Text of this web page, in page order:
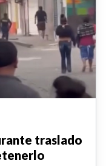
traslado